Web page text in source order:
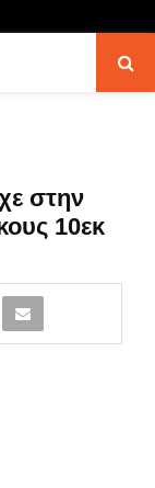
στην
10εκ